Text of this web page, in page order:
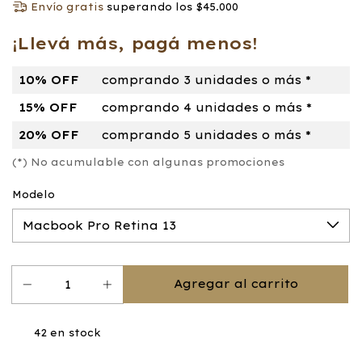
Envío gratis superando los $45.000
¡Llevá más, pagá menos!
10% OFF
comprando 3 unidades o más *
15% OFF
comprando 4 unidades o más *
20% OFF
comprando 5 unidades o más *
(*) No acumulable con algunas promociones
Modelo
42 en stock